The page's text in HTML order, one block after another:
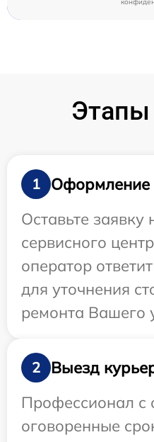
Этапы
1
Оформление
Оставьте заявку
сервисного
оператор
для уточнения
ремонта Вашего
2
Выезд
Профессионал с
оговоренные